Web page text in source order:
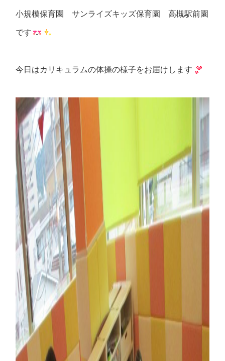
小規模保育園 サンライズキッズ保育園 高槻駅前園
です
今日はカリキュラムの体操の様子をお届けします